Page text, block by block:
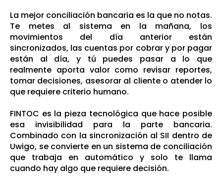
La mejor conciliación bancaria es la que no notas.
Te metes al sistema en la mañana, los
movimientos del día anterior están
sincronizados, las cuentas por cobrar y por pagar
están al día, y tú puedes pasar a lo que
realmente aporta valor como revisar reportes,
tomar decisiones, asesorar al cliente o atender lo
que requiere criterio humano.
FINTOC es la pieza tecnológica que hace posible
esa invisibilidad para la parte bancaria.
Combinado con la sincronización al SII dentro de
Uwigo, se convierte en un sistema de conciliación
que trabaja en automático y solo te llama
cuando hay algo que requiere decisión.